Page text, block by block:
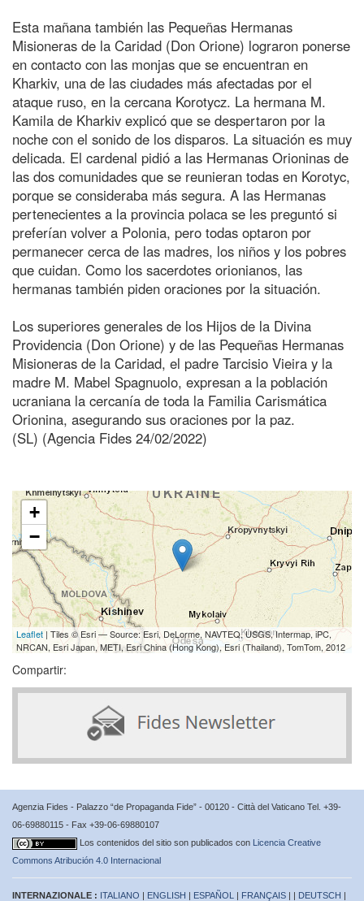
Esta mañana también las Pequeñas Hermanas
Misioneras de la Caridad (Don Orione) lograron ponerse
en contacto con las monjas que se encuentran en
Kharkiv, una de las ciudades más afectadas por el
ataque ruso, en la cercana Korotycz. La hermana M.
Kamila de Kharkiv explicó que se despertaron por la
noche con el sonido de los disparos. La situación es muy
delicada. El cardenal pidió a las Hermanas Orioninas de
las dos comunidades que se reunieran todas en Korotyc,
porque se consideraba más segura. A las Hermanas
pertenecientes a la provincia polaca se les preguntó si
preferían volver a Polonia, pero todas optaron por
permanecer cerca de las madres, los niños y los pobres
que cuidan. Como los sacerdotes orionianos, las
hermanas también piden oraciones por la situación.
Los superiores generales de los Hijos de la Divina
Providencia (Don Orione) y de las Pequeñas Hermanas
Misioneras de la Caridad, el padre Tarcisio Vieira y la
madre M. Mabel Spagnuolo, expresan a la población
ucraniana la cercanía de toda la Familia Carismática
Orionina, asegurando sus oraciones por la paz.
(SL) (Agencia Fides 24/02/2022)
+
−
Leaflet | Tiles © Esri — Source: Esri, DeLorme, NAVTEQ, USGS, Intermap, iPC,
NRCAN, Esri Japan, METI, Esri China (Hong Kong), Esri (Thailand), TomTom, 2012
Compartir:
Agenzia Fides - Palazzo “de Propaganda Fide” - 00120 - Città del Vaticano Tel. +39-
06-69880115 - Fax +39-06-69880107
Los contenidos del sitio son publicados con Licencia Creative
Commons Atribución 4.0 Internacional
INTERNAZIONALE : ITALIANO | ENGLISH | ESPAÑOL | FRANÇAIS | | DEUTSCH |